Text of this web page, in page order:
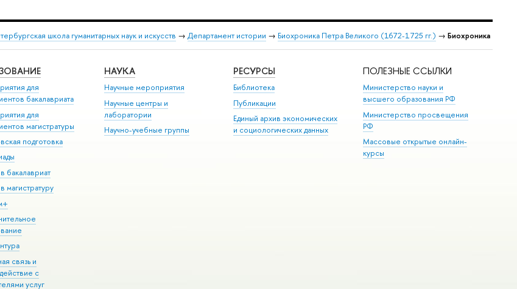
школа гуманитарных наук и искусств → Департамент истории → Биохроника Петра Великого (1672-1725 гг.) → Биохроника
для
бакалавриата
для
магистратуры
подготовка
бакалавриат
магистратуру
связь и
с
услуг
НАУКА
Научные мероприятия
Научные центры и
лаборатории
Научно-учебные группы
РЕСУРСЫ
Библиотека
Публикации
Единый архив экономических
и социологических данных
ПОЛЕЗНЫЕ ССЫЛКИ
Министерство науки и
высшего образования РФ
Министерство просвещения
РФ
Массовые открытые онлайн-
курсы